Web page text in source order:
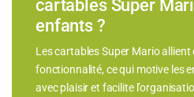
cartables Super
enfants ?
Les cartables Super Mario
fonctionnalité, ce qui motive les
avec plaisir et facilite